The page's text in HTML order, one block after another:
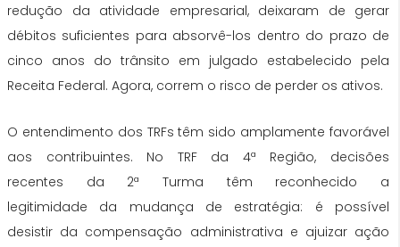
redução da atividade empresarial, deixaram de gerar
débitos suficientes para absorvê-los dentro do prazo de
cinco anos do trânsito em julgado estabelecido pela
Receita Federal. Agora, correm o risco de perder os ativos.
O entendimento dos TRFs têm sido amplamente favorável
aos contribuintes. No TRF da 4ª Região, decisões
recentes da 2ª Turma têm reconhecido a
legitimidade da mudança de estratégia: é possível
desistir da compensação administrativa e ajuizar ação